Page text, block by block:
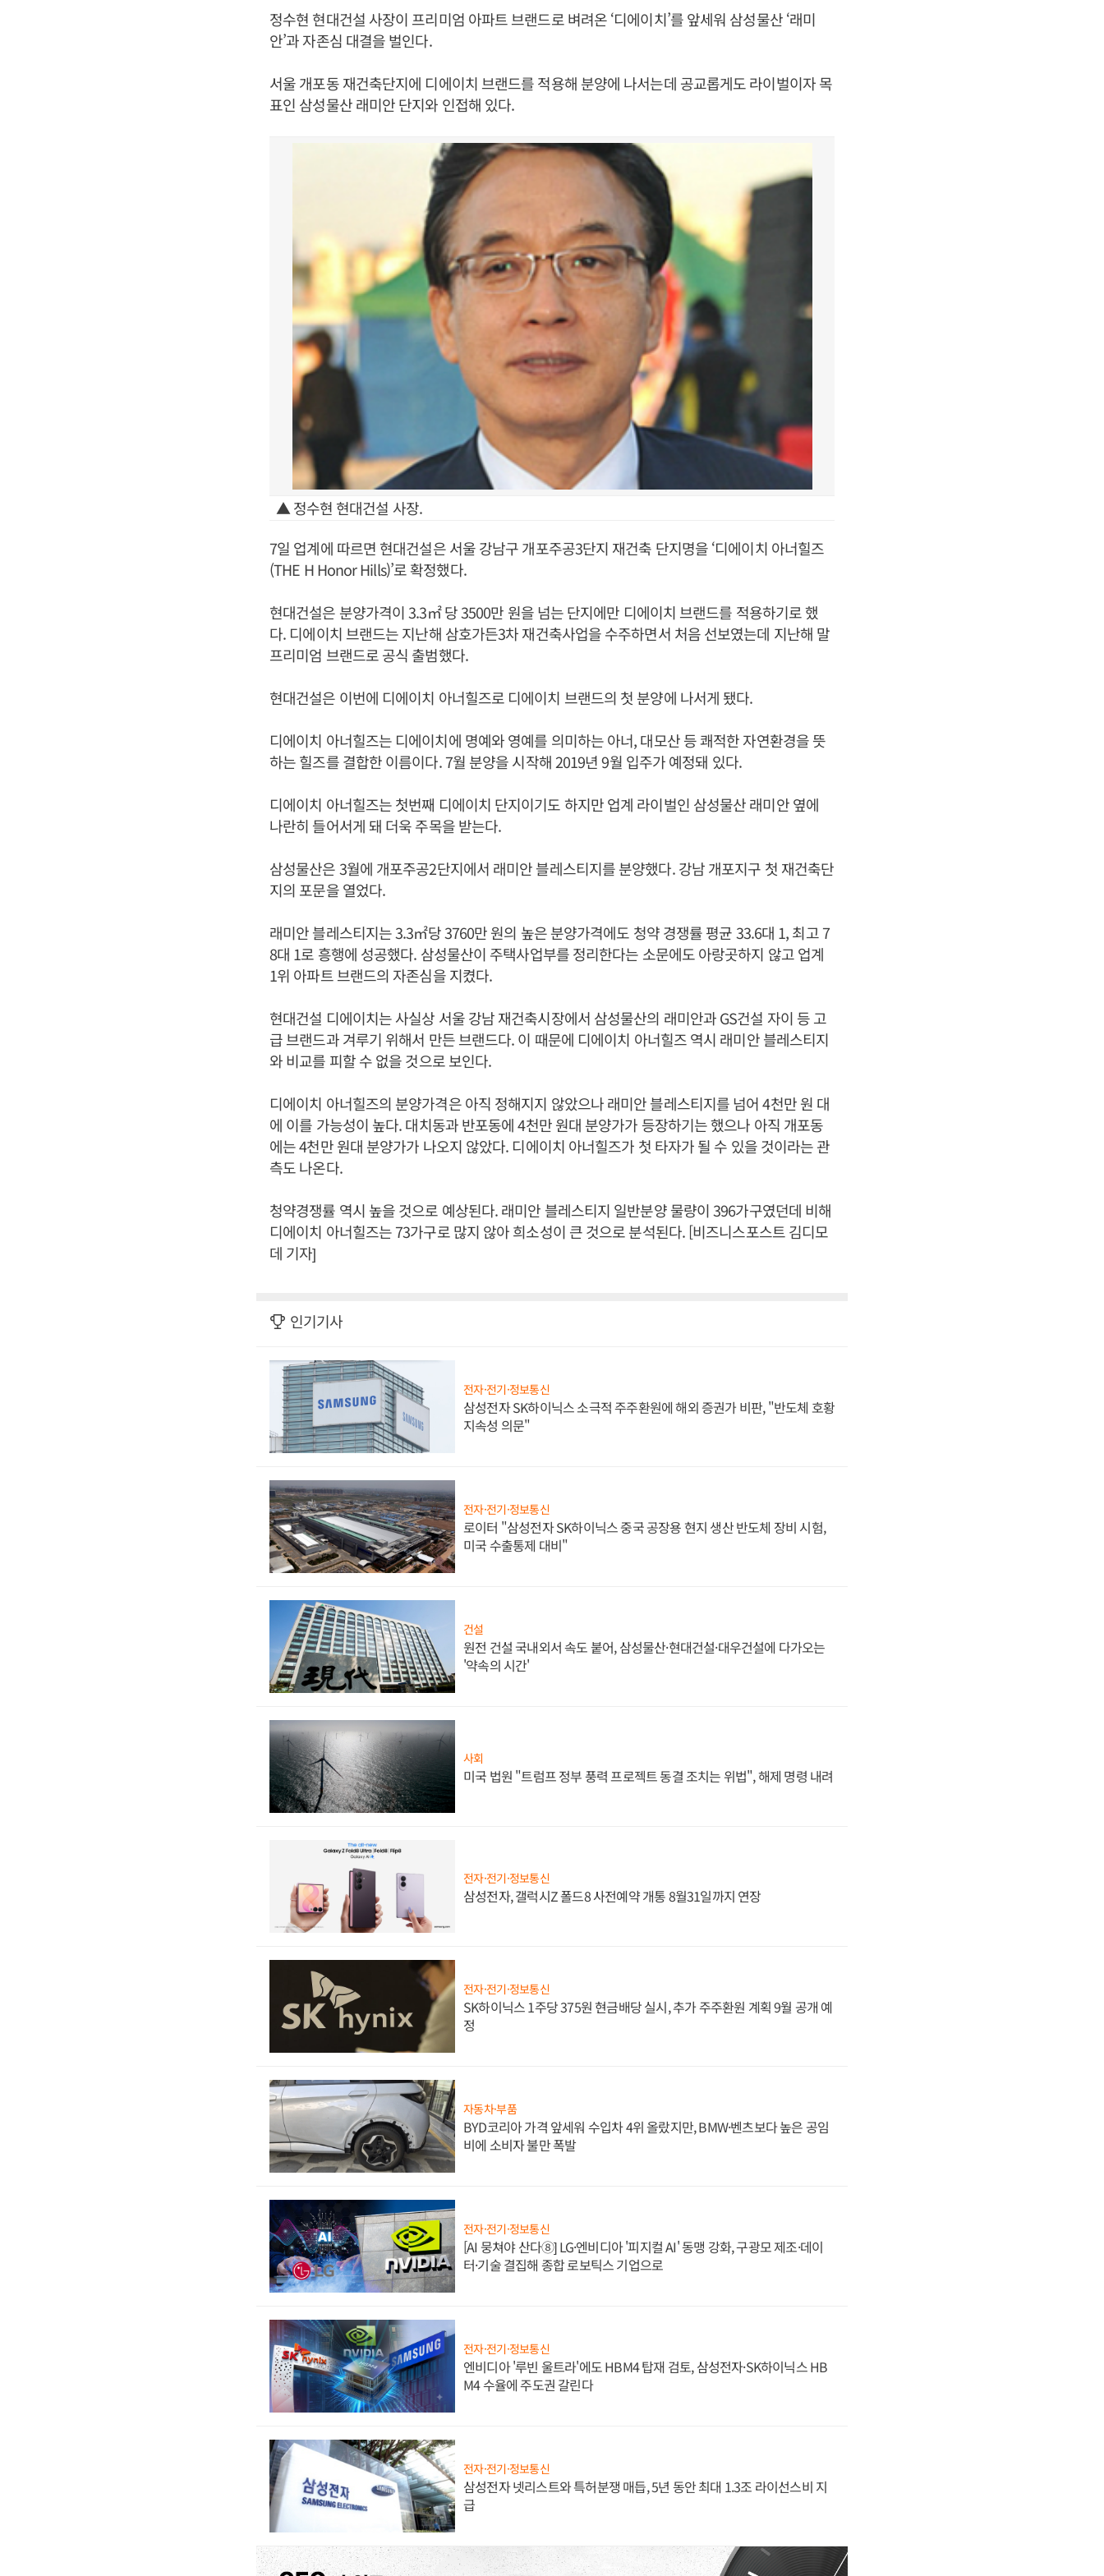
정수현 현대건설 사장이 프리미엄 아파트 브랜드로 벼려온 ‘디에이치’를 앞세워 삼성물산 ‘래미
안’과 자존심 대결을 벌인다.
서울 개포동 재건축단지에 디에이치 브랜드를 적용해 분양에 나서는데 공교롭게도 라이벌이자 목
표인 삼성물산 래미안 단지와 인접해 있다.
▲ 정수현 현대건설 사장.
7일 업계에 따르면 현대건설은 서울 강남구 개포주공3단지 재건축 단지명을 ‘디에이치 아너힐즈
(THE H Honor Hills)’로 확정했다.
현대건설은 분양가격이 3.3㎡ 당 3500만 원을 넘는 단지에만 디에이치 브랜드를 적용하기로 했
다. 디에이치 브랜드는 지난해 삼호가든3차 재건축사업을 수주하면서 처음 선보였는데 지난해 말
프리미엄 브랜드로 공식 출범했다.
현대건설은 이번에 디에이치 아너힐즈로 디에이치 브랜드의 첫 분양에 나서게 됐다.
디에이치 아너힐즈는 디에이치에 명예와 영예를 의미하는 아너, 대모산 등 쾌적한 자연환경을 뜻
하는 힐즈를 결합한 이름이다. 7월 분양을 시작해 2019년 9월 입주가 예정돼 있다.
디에이치 아너힐즈는 첫번째 디에이치 단지이기도 하지만 업계 라이벌인 삼성물산 래미안 옆에
나란히 들어서게 돼 더욱 주목을 받는다.
삼성물산은 3월에 개포주공2단지에서 래미안 블레스티지를 분양했다. 강남 개포지구 첫 재건축단
지의 포문을 열었다.
래미안 블레스티지는 3.3㎡당 3760만 원의 높은 분양가격에도 청약 경쟁률 평균 33.6대 1, 최고 7
8대 1로 흥행에 성공했다. 삼성물산이 주택사업부를 정리한다는 소문에도 아랑곳하지 않고 업계
1위 아파트 브랜드의 자존심을 지켰다.
현대건설 디에이치는 사실상 서울 강남 재건축시장에서 삼성물산의 래미안과 GS건설 자이 등 고
급 브랜드과 겨루기 위해서 만든 브랜드다. 이 때문에 디에이치 아너힐즈 역시 래미안 블레스티지
와 비교를 피할 수 없을 것으로 보인다.
디에이치 아너힐즈의 분양가격은 아직 정해지지 않았으나 래미안 블레스티지를 넘어 4천만 원 대
에 이를 가능성이 높다. 대치동과 반포동에 4천만 원대 분양가가 등장하기는 했으나 아직 개포동
에는 4천만 원대 분양가가 나오지 않았다. 디에이치 아너힐즈가 첫 타자가 될 수 있을 것이라는 관
측도 나온다.
청약경쟁률 역시 높을 것으로 예상된다. 래미안 블레스티지 일반분양 물량이 396가구였던데 비해
디에이치 아너힐즈는 73가구로 많지 않아 희소성이 큰 것으로 분석된다. [비즈니스포스트 김디모
데 기자]
인기기사
전자·전기·정보통신
삼성전자 SK하이닉스 소극적 주주환원에 해외 증권가 비판, "반도체 호황
지속성 의문"
전자·전기·정보통신
로이터 "삼성전자 SK하이닉스 중국 공장용 현지 생산 반도체 장비 시험,
미국 수출통제 대비"
건설
원전 건설 국내외서 속도 붙어, 삼성물산·현대건설·대우건설에 다가오는
'약속의 시간'
사회
미국 법원 "트럼프 정부 풍력 프로젝트 동결 조치는 위법", 해제 명령 내려
전자·전기·정보통신
삼성전자, 갤럭시Z 폴드8 사전예약 개통 8월31일까지 연장
전자·전기·정보통신
SK하이닉스 1주당 375원 현금배당 실시, 추가 주주환원 계획 9월 공개 예
정
자동차·부품
BYD코리아 가격 앞세워 수입차 4위 올랐지만, BMW·벤츠보다 높은 공임
비에 소비자 불만 폭발
전자·전기·정보통신
[AI 뭉쳐야 산다⑧] LG·엔비디아 '피지컬 AI' 동맹 강화, 구광모 제조·데이
터·기술 결집해 종합 로보틱스 기업으로
전자·전기·정보통신
엔비디아 '루빈 울트라'에도 HBM4 탑재 검토, 삼성전자·SK하이닉스 HB
M4 수율에 주도권 갈린다
전자·전기·정보통신
삼성전자 넷리스트와 특허분쟁 매듭, 5년 동안 최대 1.3조 라이선스비 지
급